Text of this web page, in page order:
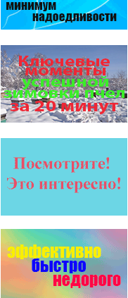
ЗАО АГРОБИОПРОМ
обеспечивают самые
высокие показатели
рентабельность пасеки.
На рынке, где есть Варроадез
очень сложно приходится
конкурентным препаратам
- они просто не
выдерживают конкуренцию
Пчелы общаются с
помощью языка танцев и
звуков. Это…
ЗАО АГРОБИОПРОМ
- это и высокая
эффективность, и
безупречно стабильные
качество…
Прополис играет решающую
роль в жизни пчелиной